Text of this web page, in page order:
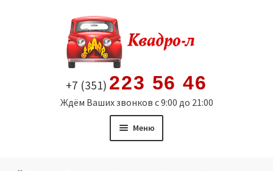
содержимому
+7 (351) 223 56 46
Ждём Ваших звонков с 9:00 до 21:00
Меню